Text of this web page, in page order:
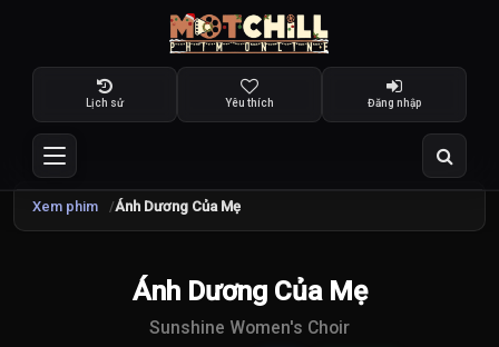
Lịch sử Yêu thích Đăng nhập
Xem phim Ánh Dương Của Mẹ
7.2/10
Ánh Dương Của Mẹ
Sunshine Women's Choir